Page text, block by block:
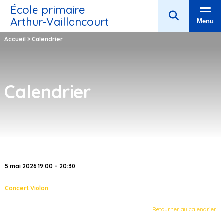
École primaire
Arthur‑Vaillancourt
Menu
Accueil > Calendrier
Calendrier
5 mai 2026 19:00 – 20:30
Concert Violon
Retourner au calendrier